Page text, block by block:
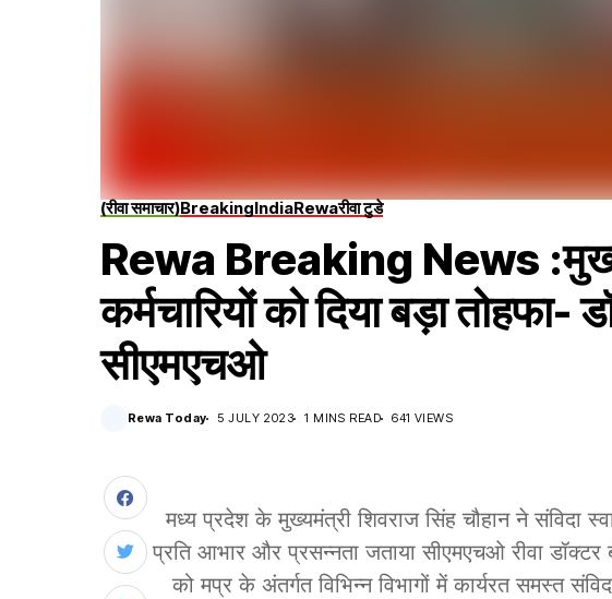
(रीवा समाचार)BreakingIndiaRewaरीवा टुडे
Rewa Breaking News
कर्मचारियों को दिया बड़ा तोहफा-
सीएमएचओ
Rewa Today 5 JULY 2023 1 MINS READ 641 VIEWS
मध्य प्रदेश के मुख्यमंत्री शिवराज सिंह चौहान ने संविदा
प्रति आभार और प्रसन्नता जताया सीएमएचओ रीवा
को मप्र के अंतर्गत विभिन्न विभागों में कार्यरत समस्त